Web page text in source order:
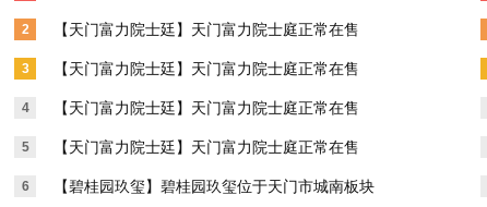
2 【天门富力院士廷】天门富力院士庭正常在售
3 【天门富力院士廷】天门富力院士庭正常在售
4 【天门富力院士廷】天门富力院士庭正常在售
5 【天门富力院士廷】天门富力院士庭正常在售
6 【碧桂园玖玺】碧桂园玖玺位于天门市城南板块